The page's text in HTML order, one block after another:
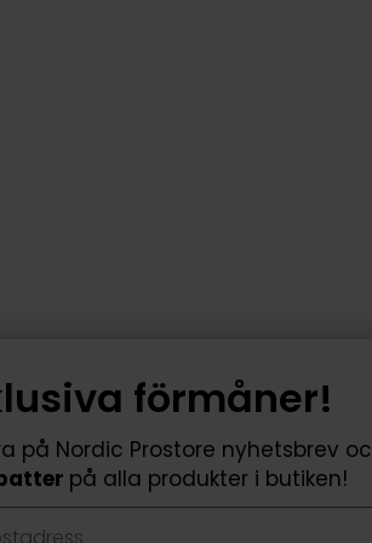
förmåner!
på Nordic Prostore nyhetsbrev
på alla produkter i butiken!